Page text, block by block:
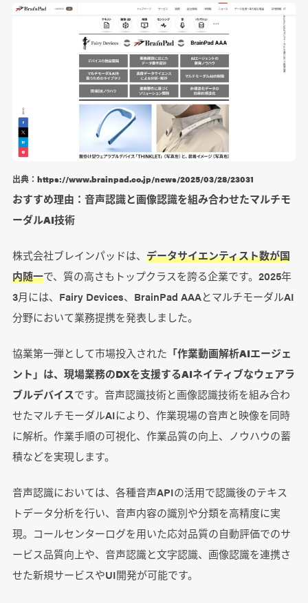
出典：https://www.brainpad.co.jp/news/2025/03/28/23031
おすすめ理由：音声認識と画像認識を組み合わせたマルチモ
ーダルAI技術
株式会社ブレインパッドは、 データサイエンティスト数が国
内随一で、質の高さもトップクラスを誇る企業です。2025年
3月には、Fairy Devices、BrainPad AAAとマルチモーダルAI
分野において業務提携を発表しました。
協業第一弾として市場投入された 「作業動画解析AIエージェ
ント」は、現場業務のDXを支援するAIネイティブなウェアラ
ブルデバイスです。音声認識技術と画像認識技術を組み合わ
せたマルチモーダルAIにより、作業現場の音声と映像を同時
に解析。作業手順の可視化、作業品質の向上、ノウハウの蓄
積などを実現します。
音声認識においては、各種音声APIの活用で認識後のテキス
トデータ分析を行い、音声内容の識別や分類を高精度に実
現。コールセンターログを用いた応対品質の自動評価でのサ
ービス品質向上や、音声認識と文字認識、画像認識を連携さ
せた新規サービスやUI開発が可能です。